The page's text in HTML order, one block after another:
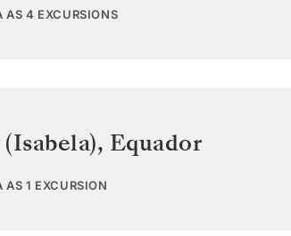
AS 4 EXCURSIONS
, Equador
AS 1 EXCURSION